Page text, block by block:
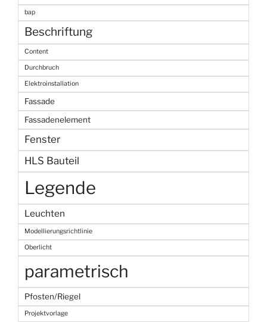
bap
Beschriftung
Content
Durchbruch
Elektroinstallation
Fassade
Fassadenelement
Fenster
HLS Bauteil
Legende
Leuchten
Modellierungsrichtlinie
Oberlicht
parametrisch
Pfosten/Riegel
Projektvorlage